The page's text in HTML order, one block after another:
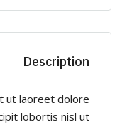
Description
ut laoreet dolore
lobortis nisl ut